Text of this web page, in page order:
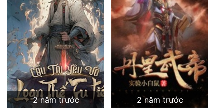
Quân Sự
Sảng Văn
Sắc
Sủng
Thanh Xuân
Tiên Hiệp2 năm trước
2 năm trước